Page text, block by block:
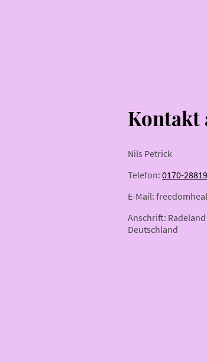
Kontakt
Nils Petrick
Telefon: 0170-
E-Mail:
Anschrift:
Deutschland